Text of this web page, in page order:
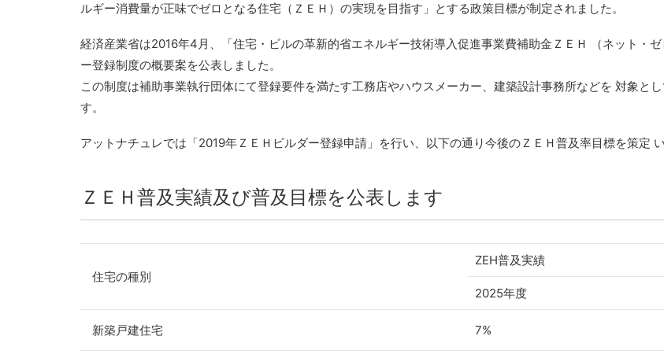
ルギー消費量が正味でゼロとなる住宅（ＺＥＨ）の実現を目指す」とする政策目標が制定されました。
経済産業省は2016年4月、「住宅・ビルの革新的省エネルギー技術導入促進事業費補助金ＺＥＨ （ネット・
ー登録制度の概要案を公表しました。
この制度は補助事業執行団体にて登録要件を満たす工務店やハウスメーカー、建築設計事務所などを 対象と
す。
アットナチュレでは「2019年ＺＥＨビルダー登録申請」を行い、以下の通り今後のＺＥＨ普及率目標を策定 い
ＺＥＨ普及実績及び普及目標を公表します
住宅の種別
ZEH普及実績
2025年度
新築戸建住宅 7%